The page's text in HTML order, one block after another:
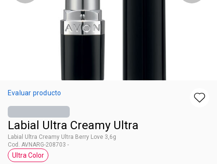
Evaluar producto
Labial Ultra Creamy Ultra
Labial Ultra Creamy Ultra Berry Love 3,6g
Cod. AVNARG-208703 -
Etiqueta Ultra Color
Ultra Color